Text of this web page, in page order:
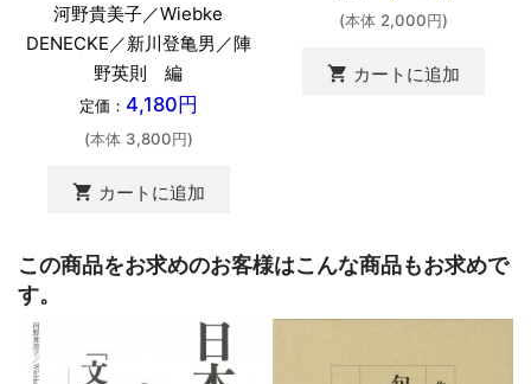
河野貴美子／Wiebke
DENECKE／新川登亀男／陣
野英則 編
定価： 4,180円
(本体 3,800円)
shopping_cart カートに追加
(本体 2,000円)
shopping_cart カートに追加
この商品をお求めのお客様はこんな商品もお求めで
す。